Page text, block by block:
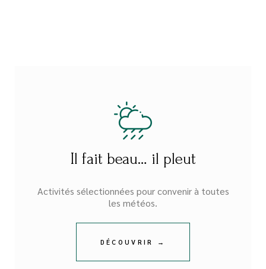
Il fait beau… il pleut
Activités sélectionnées pour convenir à toutes
les météos.
DÉCOUVRIR →